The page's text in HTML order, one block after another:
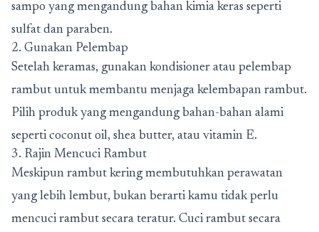
sampo yang mengandung bahan kimia keras seperti
sulfat dan paraben.
2. Gunakan Pelembap
Setelah keramas, gunakan kondisioner atau pelembap
rambut untuk membantu menjaga kelembapan rambut.
Pilih produk yang mengandung bahan-bahan alami
seperti coconut oil, shea butter, atau vitamin E.
3. Rajin Mencuci Rambut
Meskipun rambut kering membutuhkan perawatan
yang lebih lembut, bukan berarti kamu tidak perlu
mencuci rambut secara teratur. Cuci rambut secara